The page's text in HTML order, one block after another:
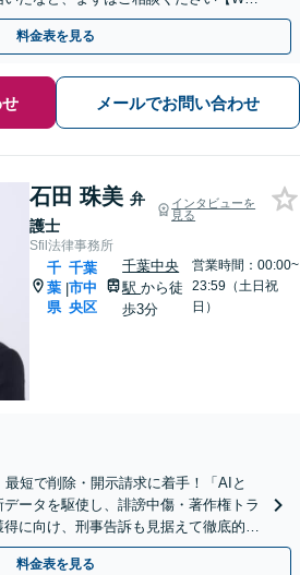
葉中央駅4分】
料金表を見る
メールでお問い合わせ
石田 珠美 弁
護士
インタビューを
見る
Sfil法律事務所
千
葉
県
|
千葉
市中
央区
千葉中央
駅から徒
歩3分
営業時間：00:00~
23:59（土日祝
日）
最短で削除・開示請求に着手！「AIと
ータを駆使し、誹謗中傷・著作権トラ
に向け、刑事告訴も見据えて徹底的に
WEB面談可｜来所不要】
料金表を見る